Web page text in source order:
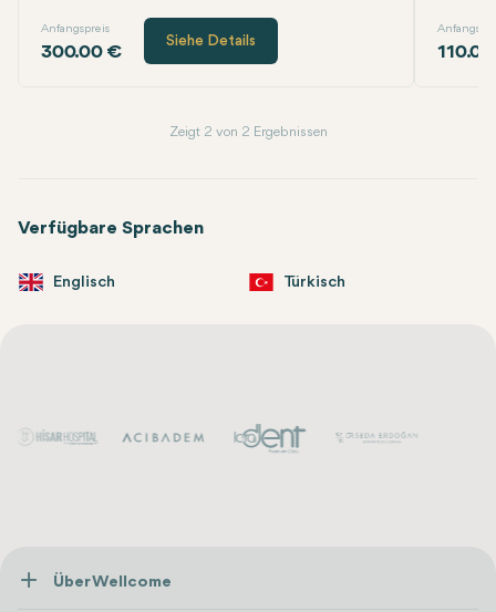
Anfangspreis
300.00 €
Siehe Details
Zeigt 2 von 2 Ergebnissen
Verfügbare Sprachen
Englisch Türkisch
Über Wellcome